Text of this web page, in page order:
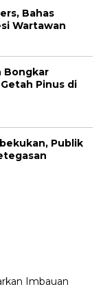
Bahas
Wartawan
Bongkar
Pinus di
Publik